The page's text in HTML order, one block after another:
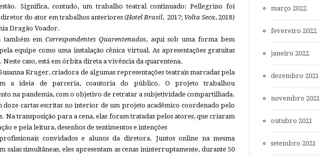
Significa, contudo, um trabalho teatral continuado: Pellegrino foi
do ator em trabalhos anteriores (Hotel Brasil, 2017; Volta Seca, 2018)
Dragão Voador.
também emCorrespondentes Quarentenados, aqui sob uma forma bem
equipe como uma instalação cênica virtual. As apresentações gratuitas
Neste caso, está em órbita direta a vivência da quarentena.
Kruger, criadora de algumas representações teatrais marcadas pela
a ideia de parceria, coautoria do público. O projeto trabalhou
na pandemia, com o objetivo de retratar a subjetividade compartilhada.
cartas escritas no interior de um projeto acadêmico coordenado pelo
Na transposição para a cena, elas foram tratadas pelos atores, que criaram
e pela leitura, desenhos de sentimentos e intenções
convidados e alunos da diretora. Juntos online na mesma
salas simultâneas, eles apresentam as cenas ininterruptamente, durante 50
março 2022
fevereiro 2022
janeiro 2022
dezembro 2021
novembro 2021
outubro 2021
setembro 2021